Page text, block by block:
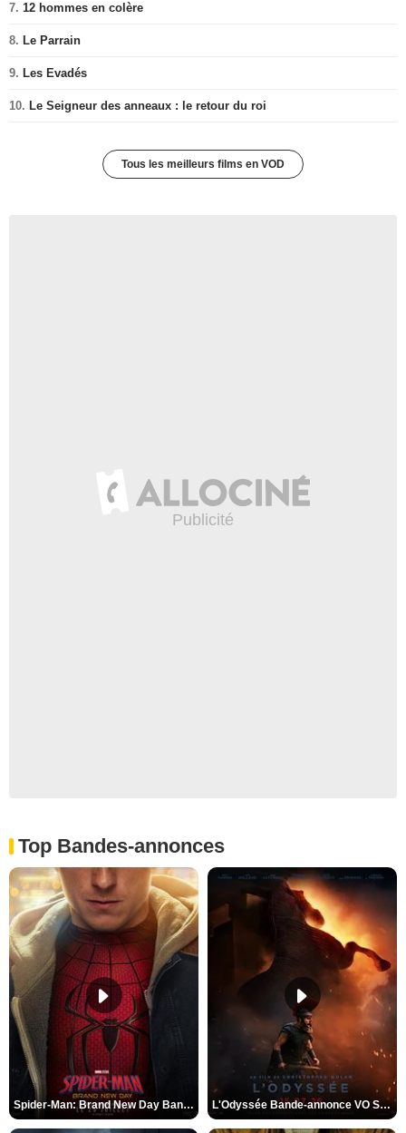
7. 12 hommes en colère
8. Le Parrain
9. Les Evadés
10. Le Seigneur des anneaux : le retour du roi
Tous les meilleurs films en VOD
Top Bandes-annonces
Spider-Man: Brand New Day Bande-annonce VO STFR L'Odyssée Bande-annonce VO STFR